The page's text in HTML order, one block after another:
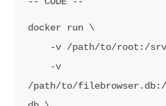
docker run \
/path/to/filebrowser.db:/